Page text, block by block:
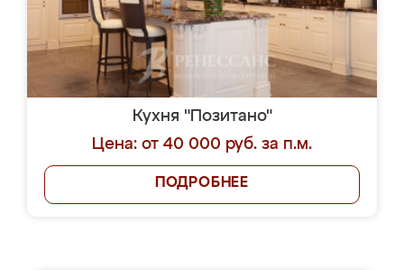
Кухня "Позитано"
Цена: от 40 000 руб. за п.м.
ПОДРОБНЕЕ